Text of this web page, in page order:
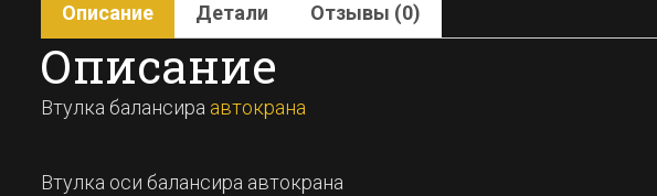
Описание Детали Отзывы (0)
Описание
Втулка балансира автокрана
Втулка оси балансира автокрана